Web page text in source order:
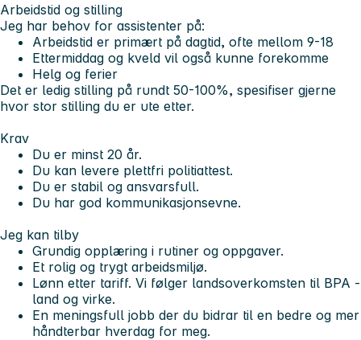
Arbeidstid og stilling
Jeg har behov for assistenter på:
Arbeidstid er primært på dagtid, ofte mellom 9-18
Ettermiddag og kveld vil også kunne forekomme
Helg og ferier
Det er ledig stilling på rundt 50-100%, spesifiser gjerne
hvor stor stilling du er ute etter.
Krav
Du er minst 20 år.
Du kan levere plettfri politiattest.
Du er stabil og ansvarsfull.
Du har god kommunikasjonsevne.
Jeg kan tilby
Grundig opplæring i rutiner og oppgaver.
Et rolig og trygt arbeidsmiljø.
Lønn etter tariff. Vi følger landsoverkomsten til BPA -
land og virke.
En meningsfull jobb der du bidrar til en bedre og mer
håndterbar hverdag for meg.